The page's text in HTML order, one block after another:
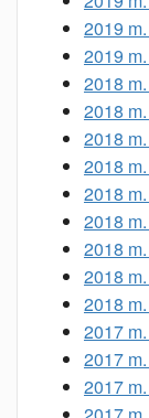
2019
2019
2018
2018
2018
2018
2018
2018
2018
2018
2018
2017
2017
2017